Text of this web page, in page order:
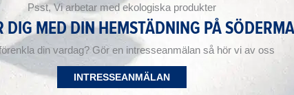
Psst, Vi arbetar med ekologiska produkter
DIG MED DIN HEMSTÄDNING PÅ
din vardag? Gör en intresseanmälan så hör vi av oss
INTRESSEANMÄLAN